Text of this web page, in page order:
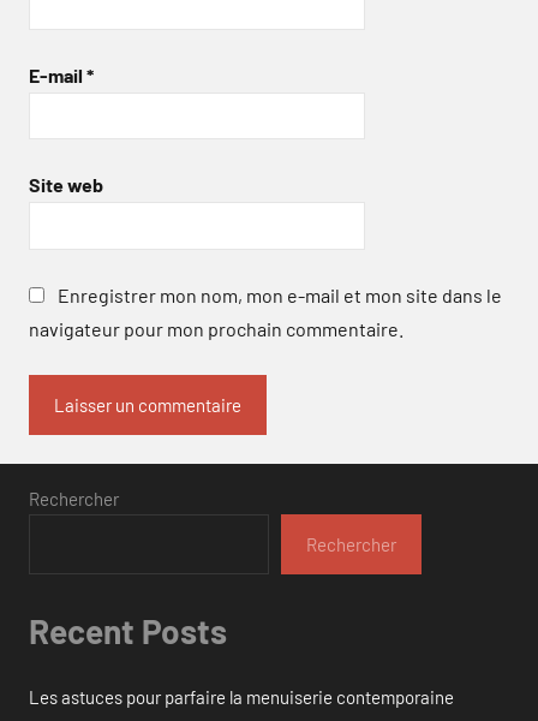
E-mail *
Site web
Enregistrer mon nom, mon e-mail et mon site dans le
navigateur pour mon prochain commentaire.
Rechercher
Rechercher
Recent Posts
Les astuces pour parfaire la menuiserie contemporaine